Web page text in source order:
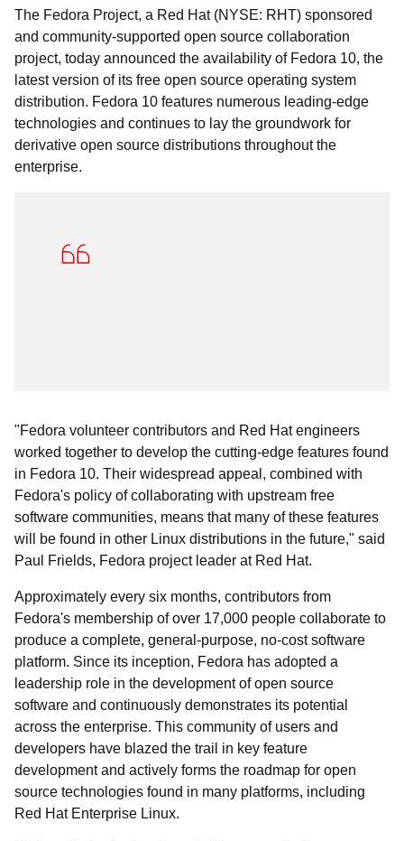
The Fedora Project, a Red Hat (NYSE: RHT) sponsored
and community-supported open source collaboration
project, today announced the availability of Fedora 10, the
latest version of its free open source operating system
distribution. Fedora 10 features numerous leading-edge
technologies and continues to lay the groundwork for
derivative open source distributions throughout the
enterprise.
"Fedora volunteer contributors and Red Hat engineers
worked together to develop the cutting-edge features found
in Fedora 10. Their widespread appeal, combined with
Fedora's policy of collaborating with upstream free
software communities, means that many of these features
will be found in other Linux distributions in the future," said
Paul Frields, Fedora project leader at Red Hat.
Approximately every six months, contributors from
Fedora's membership of over 17,000 people collaborate to
produce a complete, general-purpose, no-cost software
platform. Since its inception, Fedora has adopted a
leadership role in the development of open source
software and continuously demonstrates its potential
across the enterprise. This community of users and
developers have blazed the trail in key feature
development and actively forms the roadmap for open
source technologies found in many platforms, including
Red Hat Enterprise Linux.